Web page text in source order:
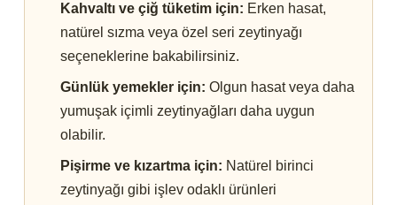
Kahvaltı ve çiğ tüketim için: Erken hasat,
natürel sızma veya özel seri zeytinyağı
seçeneklerine bakabilirsiniz.
Günlük yemekler için: Olgun hasat veya daha
yumuşak içimli zeytinyağları daha uygun
olabilir.
Pişirme ve kızartma için: Natürel birinci
zeytinyağı gibi işlev odaklı ürünleri